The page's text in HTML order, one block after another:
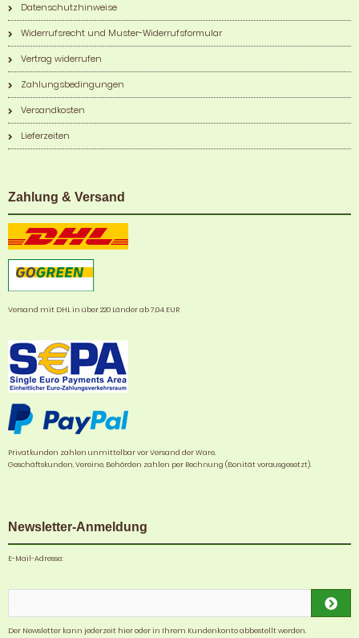
Datenschutzhinweise
Widerrufsrecht und Muster-Widerrufsformular
Vertrag widerrufen
Zahlungsbedingungen
Versandkosten
Lieferzeiten
Zahlung & Versand
Versand mit DHL in über 220 Länder ab 7,04 EUR
Privatkunden zahlen unmittelbar vor Versand der Ware.
Geschäftskunden, Vereine, Behörden zahlen per Rechnung (Bonität vorausgesetzt).
Newsletter-Anmeldung
E-Mail-Adresse:
Der Newsletter kann jederzeit hier oder in Ihrem Kundenkonto abbestellt werden.